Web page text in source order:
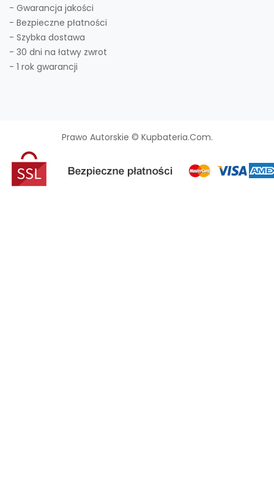
- Gwarancja jakości
- Bezpieczne płatności
- Szybka dostawa
- 30 dni na łatwy zwrot
- 1 rok gwarancji
Prawo Autorskie © Kupbateria.com.